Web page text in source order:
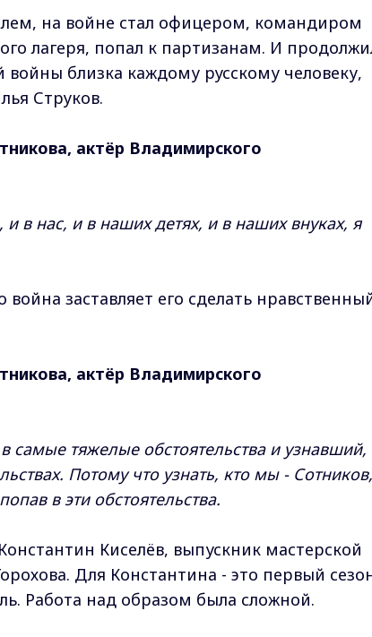
на войне стал офицером, командиром
лагеря, попал к партизанам. И
близка каждому русскому человеку,
Струков.
актёр Владимирского
и в нас, и в наших детях, и в наших внуках, я
заставляет его сделать
актёр Владимирского
тяжелые обстоятельства и узнавший,
Потому что узнать, кто мы - Сотников,
в эти обстоятельства.
Киселёв, выпускник мастерской
Для Константина - это первый
Работа над образом была сложной.